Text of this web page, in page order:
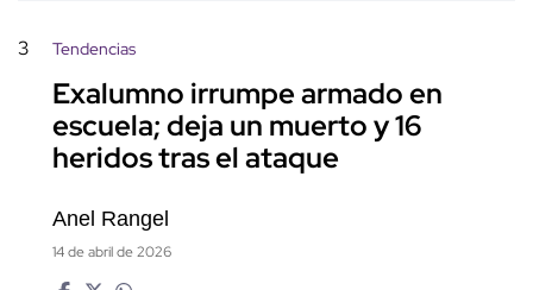
3 Tendencias
Exalumno irrumpe armado en
escuela; deja un muerto y 16
heridos tras el ataque
Anel Rangel
14 de abril de 2026